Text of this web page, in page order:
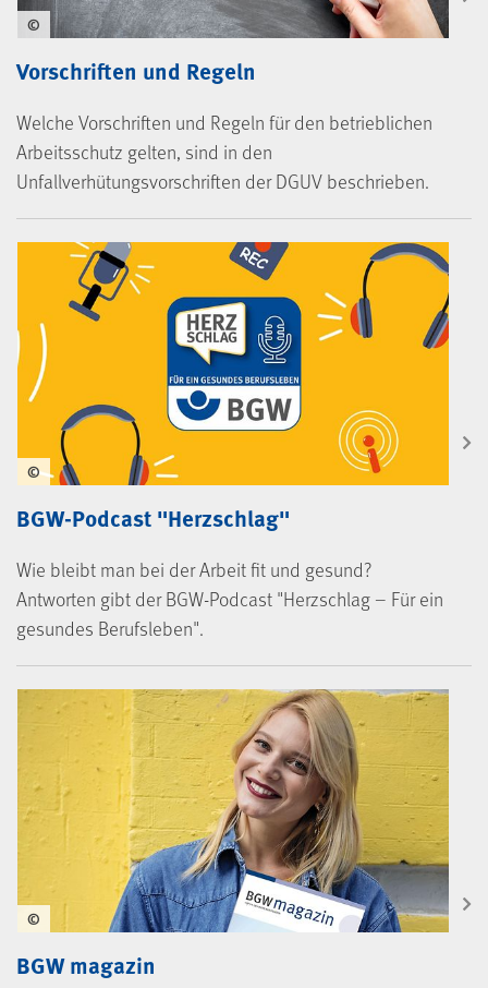
Vorschriften und Regeln
Welche Vorschriften und Regeln für den betrieblichen
Arbeitsschutz gelten, sind in den
Unfallverhütungsvorschriften der DGUV beschrieben.
©
BGW-Podcast "Herzschlag"
Wie bleibt man bei der Arbeit fit und gesund?
Antworten gibt der BGW-Podcast "Herzschlag – Für ein
gesundes Berufsleben".
©
BGW magazin
©